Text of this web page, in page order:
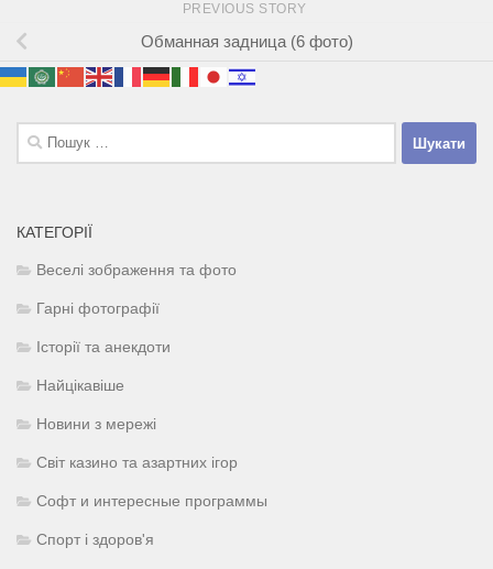
PREVIOUS STORY
Обманная задница (6 фото)
Пошук:
КАТЕГОРІЇ
Веселі зображення та фото
Гарні фотографії
Історії та анекдоти
Найцікавіше
Новини з мережі
Світ казино та азартних ігор
Софт и интересные программы
Спорт і здоров'я